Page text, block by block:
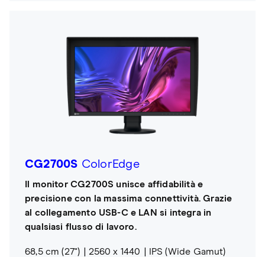
CG2700S ColorEdge
Il monitor CG2700S unisce affidabilità e
precisione con la massima connettività. Grazie
al collegamento USB-C e LAN si integra in
qualsiasi flusso di lavoro.
68,5 cm (27") 2560 x 1440 IPS (Wide Gamut)